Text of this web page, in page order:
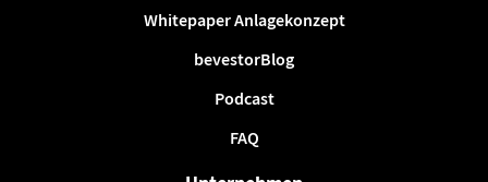
Whitepaper Anlagekonzept
bevestorBlog
Podcast
FAQ